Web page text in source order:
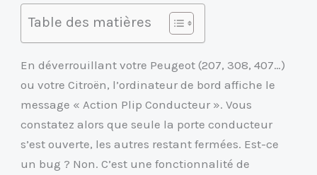
Table des matières
En déverrouillant votre Peugeot (207, 308, 407…)
ou votre Citroën, l’ordinateur de bord affiche le
message « Action Plip Conducteur ». Vous
constatez alors que seule la porte conducteur
s’est ouverte, les autres restant fermées. Est-ce
un bug ? Non. C’est une fonctionnalité de